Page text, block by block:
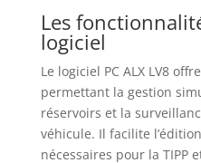
Les
logiciel
Le logiciel PC ALX LV8
permettant la gestion
réservoirs et la
véhicule. Il facilite
nécessaires pour la TIPP